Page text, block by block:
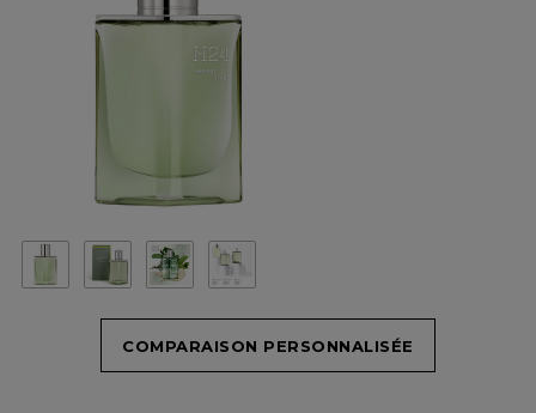
COMPARAISON PERSONNALISÉE